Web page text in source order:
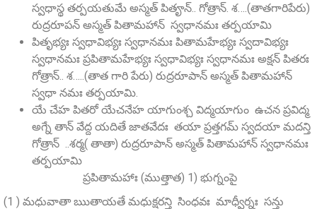
స్వధాస్థ తర్పయతుమే అస్మత్ పితౄన్‌.. గోత్రాన్. శ….(తాతగారిపేరు)
రుద్రరూపన్‌ అస్మత్‌ పితామహాన్ స్వధానమః తర్పయామి
పితృభ్యః స్వధావిభ్యః స్వధానమః పితామహేభ్యః స్వదావిభ్యః
స్వధానమః ప్రపితామహేభ్యః స్వధావిభ్యః స్వధానమః అక్షన్ పితరః
గోత్రాన్.. శ…..(తాత గారి పేరు) రుద్రరూపాన్ అస్మత్ పితామహాన్
స్వధా నమః తర్పయామి.
యే చేహ పితరో యేచనేహ యాగుంశ్చ విద్మయాగుం ఉచన ప్రవిద్మ
అగ్నే తాన్‌ వేద్ద యదితే జాతవేదః తయా ప్రత్తగమ్‌ స్వదయా మదన్తి
గోత్రాన్ ..శర్మ( తాతా) రుద్రరూపాన్‌ అస్మత్‌ పితామహాన్‌ స్వధానమః
తర్పయామి
ప్రపితామహాః (ముత్తాత) 1) భుగ్నంపై
(1 ) మధువాతా ఋతాయతే మధుక్షరన్తి సింధవః మాధ్వీర్నః సన్తు